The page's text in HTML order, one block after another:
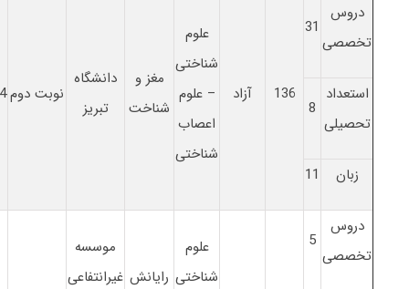
دروس
تخصصی
31
136 آزاد
علوم
شناختی
– علوم
اعصاب
شناختی
مغز و
شناخت
دانشگاه
تبریز
نوبت دوم
استعداد
تحصیلی
8
زبان 11
دروس
تخصصی
5
علوم
شناختی رایانش
موسسه
غیرانتفاعی